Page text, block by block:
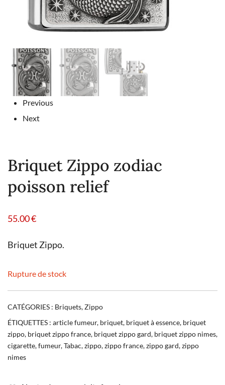
Previous
Next
Briquet Zippo zodiac
poisson relief
55.00€
Briquet Zippo.
Rupture de stock
CATÉGORIES : Briquets,Zippo
ÉTIQUETTES : article fumeur, briquet, briquet à essence, briquet
zippo, briquet zippo france, briquet zippo gard, briquet zippo nimes,
cigarette,fumeur,Tabac,zippo,zippo france,zippo gard,zippo
nimes